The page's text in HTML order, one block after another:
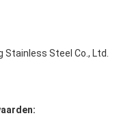
Stainless Steel Co., Ltd.